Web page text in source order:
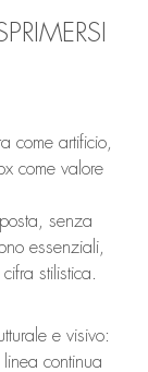
come artificio,
come valore
senza
essenziali,
stilistica.
e visivo:
continua